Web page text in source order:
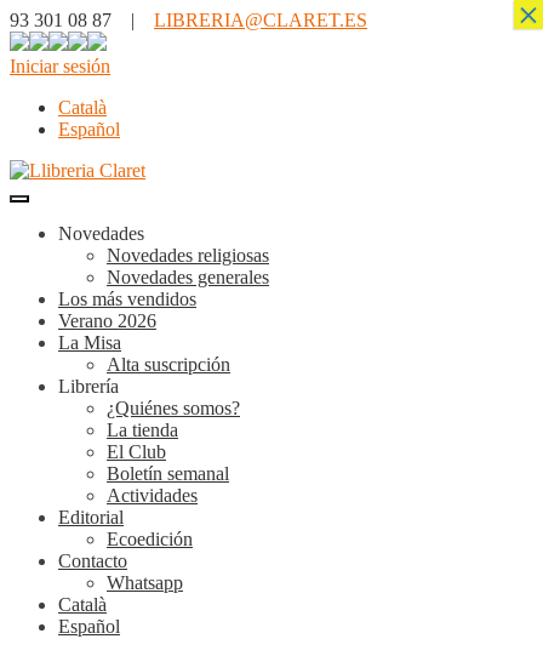
93 301 08 87 | LIBRERIA@CLARET.ES
Iniciar sesión
Català
Español
Novedades
Novedades religiosas
Novedades generales
Los más vendidos
Verano 2026
La Misa
Alta suscripción
Librería
¿Quiénes somos?
La tienda
El Club
Boletín semanal
Actividades
Editorial
Ecoedición
Contacto
Whatsapp
Català
Español
×